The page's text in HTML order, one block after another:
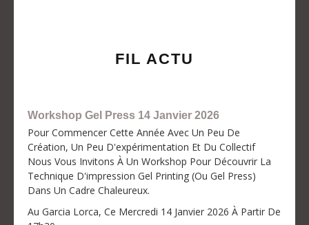
FIL ACTU
Workshop Gel Press 14 Janvier 2026
Pour Commencer Cette Année Avec Un Peu De
Création, Un Peu D'expérimentation Et Du Collectif
Nous Vous Invitons À Un Workshop Pour Découvrir La
Technique D'impression Gel Printing (ou Gel Press)
Dans Un Cadre Chaleureux.
Au Garcia Lorca, Ce Mercredi 14 Janvier 2026 À Partir De